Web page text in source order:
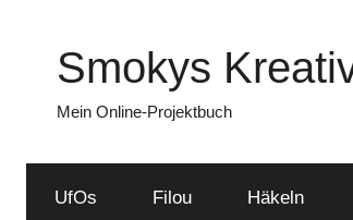
springen
Smokys
Mein Online-Projektbuch
UfOs Filou Häkeln